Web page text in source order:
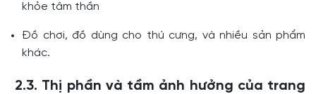
khỏe tâm thần
Đồ chơi, đồ dùng cho thú cưng, và nhiều sản phẩm
khác.
2.3. Thị phần và tầm ảnh hưởng của trang